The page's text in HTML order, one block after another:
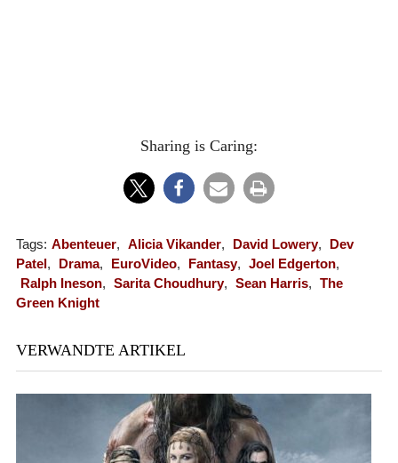
Sharing is Caring:
Tags: Abenteuer, Alicia Vikander, David Lowery,
Dev
Patel, Drama, EuroVideo, Fantasy, Joel Edgerton,
Ralph Ineson, Sarita Choudhury, Sean Harris, The
Green Knight
VERWANDTE ARTIKEL